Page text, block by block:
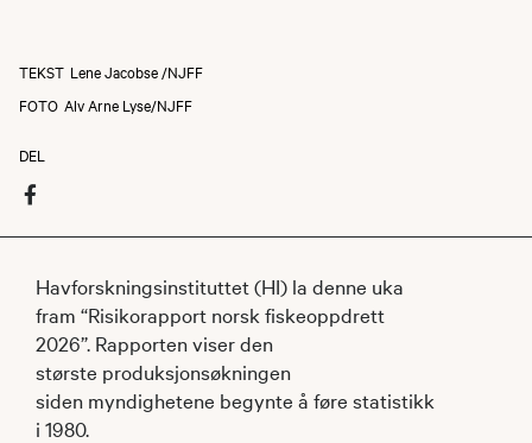
TEKST Lene Jacobse /NJFF
FOTO Alv Arne Lyse/NJFF
DEL
Havforskningsinstituttet (HI) la denne uka
fram “Risikorapport norsk fiskeoppdrett
2026”. Rapporten viser den
største produksjonsøkningen
siden myndighetene begynte å føre statistikk
i 1980.